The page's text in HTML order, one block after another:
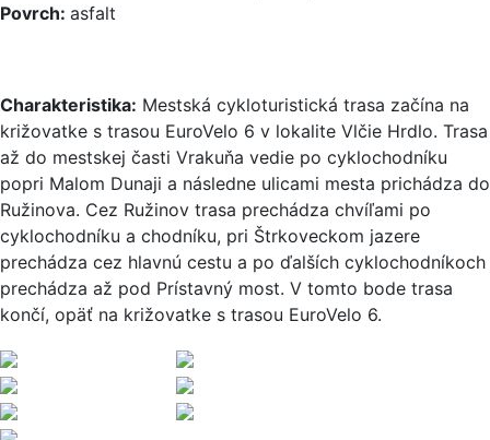
Povrch: asfalt
Charakteristika: Mestská cykloturistická trasa začína na
križovatke s trasou EuroVelo 6 v lokalite Vlčie Hrdlo. Trasa
až do mestskej časti Vrakuňa vedie po cyklochodníku
popri Malom Dunaji a následne ulicami mesta prichádza do
Ružinova. Cez Ružinov trasa prechádza chvíľami po
cyklochodníku a chodníku, pri Štrkoveckom jazere
prechádza cez hlavnú cestu a po ďalších cyklochodníkoch
prechádza až pod Prístavný most. V tomto bode trasa
končí, opäť na križovatke s trasou EuroVelo 6.